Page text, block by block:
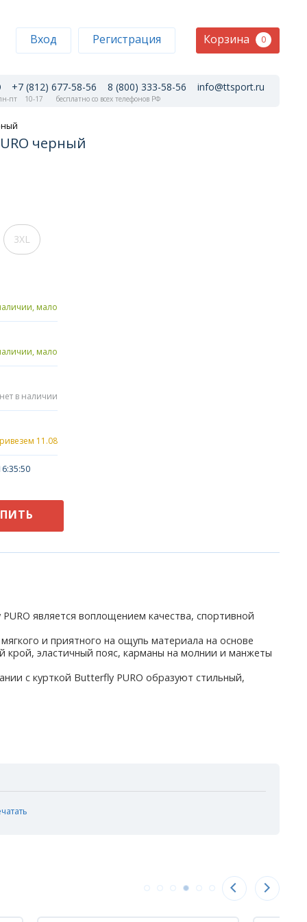
Вход Регистрация Корзина 0
+7 (812) 677-58-56 8 (800) 333-58-56 info@ttsport.ru
пт 10-17 бесплатно со всех телефонов РФ
черный
3XL
мало
мало
нет в наличии
11.08
является воплощением качества, спортивной
и приятного на ощупь материала на основе
крой, эластичный пояс, карманы на молнии и манжеты
с курткой Butterfly PURO образуют стильный,